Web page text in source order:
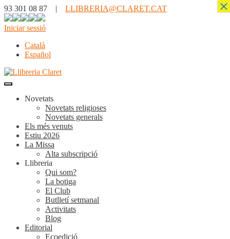
93 301 08 87 | LLIBRERIA@CLARET.CAT
Iniciar sessió
Català
Español
Novetats
Novetats religioses
Novetats generals
Els més venuts
Estiu 2026
La Missa
Alta subscripció
Llibreria
Qui som?
La botiga
El Club
Butlletí setmanal
Activitats
Blog
Editorial
Ecoedició
×